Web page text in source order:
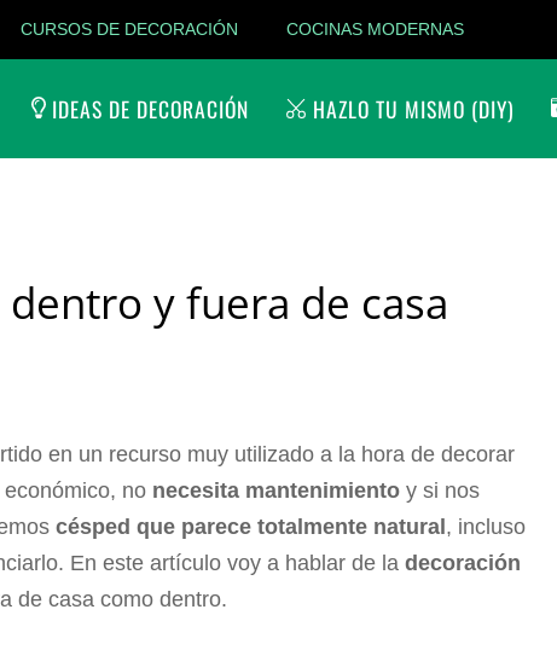
CURSOS DE DECORACIÓN COCINAS MODERNAS
IDEAS DE DECORACIÓN HAZLO TU MISMO (DIY)
y fuera de casa
en un recurso muy utilizado a la hora de decorar
no necesita mantenimiento y si nos
césped que parece totalmente natural, incluso
En este artículo voy a hablar de la decoración
de casa como dentro.